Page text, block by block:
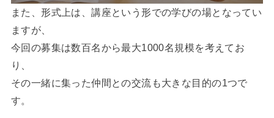
また、形式上は、講座という形での学びの場となってい
ますが、
今回の募集は数百名から最大1000名規模を考えてお
り、
その一緒に集った仲間との交流も大きな目的の1つで
す。